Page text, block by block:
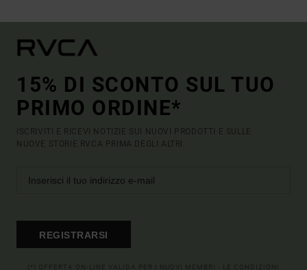
15% DI SCONTO SUL TUO
PRIMO ORDINE*
ISCRIVITI E RICEVI NOTIZIE SUI NUOVI PRODOTTI E SULLE
NUOVE STORIE RVCA PRIMA DEGLI ALTRI.
REGISTRARSI